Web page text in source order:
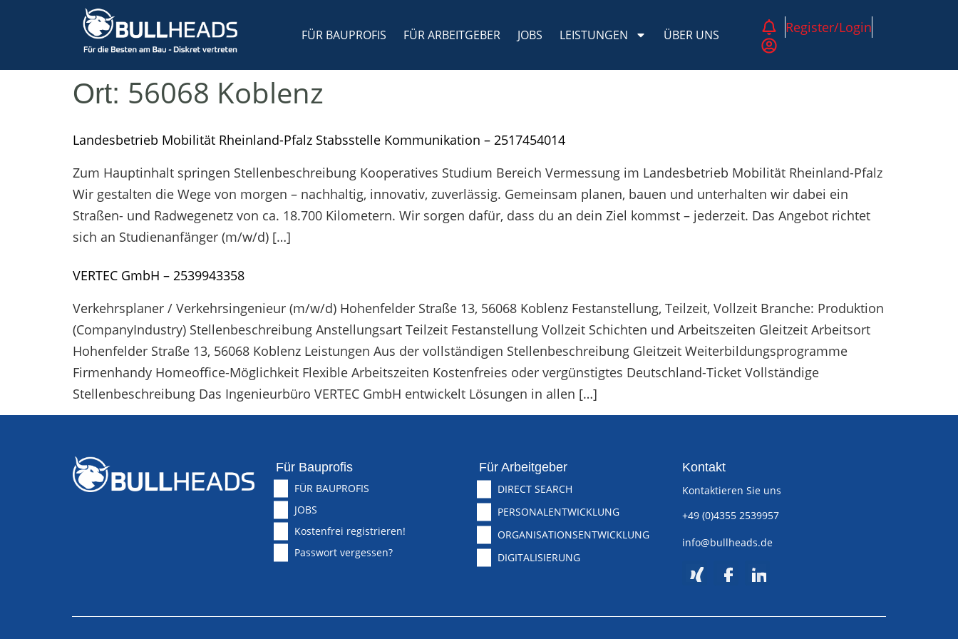
FÜR BAUPROFIS FÜR ARBEITGEBER JOBS LEISTUNGEN ÜBER UNS Register/Login
Ort: 56068 Koblenz
Landesbetrieb Mobilität Rheinland-Pfalz Stabsstelle Kommunikation – 2517454014
Zum Hauptinhalt springen Stellenbeschreibung Kooperatives Studium Bereich Vermessung im Landesbetrieb Mobilität Rheinland-Pfalz
Wir gestalten die Wege von morgen – nachhaltig, innovativ, zuverlässig. Gemeinsam planen, bauen und unterhalten wir dabei ein
Straßen- und Radwegenetz von ca. 18.700 Kilometern. Wir sorgen dafür, dass du an dein Ziel kommst – jederzeit. Das Angebot richtet
sich an Studienanfänger (m/w/d) […]
VERTEC GmbH – 2539943358
Verkehrsplaner / Verkehrsingenieur (m/w/d) Hohenfelder Straße 13, 56068 Koblenz Festanstellung, Teilzeit, Vollzeit Branche: Produktion
(CompanyIndustry) Stellenbeschreibung Anstellungsart Teilzeit Festanstellung Vollzeit Schichten und Arbeitszeiten Gleitzeit Arbeitsort
Hohenfelder Straße 13, 56068 Koblenz Leistungen Aus der vollständigen Stellenbeschreibung Gleitzeit Weiterbildungsprogramme
Firmenhandy Homeoffice-Möglichkeit Flexible Arbeitszeiten Kostenfreies oder vergünstigtes Deutschland-Ticket Vollständige
Stellenbeschreibung Das Ingenieurbüro VERTEC GmbH entwickelt Lösungen in allen […]
Für Bauprofis
FÜR BAUPROFIS
JOBS
Kostenfrei registrieren!
Passwort vergessen?
Für Arbeitgeber
DIRECT SEARCH
PERSONALENTWICKLUNG
ORGANISATIONSENTWICKLUNG
DIGITALISIERUNG
Kontakt
Kontaktieren Sie uns
+49 (0)4355 2539957
info@bullheads.de